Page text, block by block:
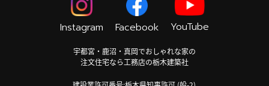
Instagram Facebook YouTube
宇都宮・鹿沼・真岡でおしゃれな家の
注文住宅なら工務店の栃木建築社